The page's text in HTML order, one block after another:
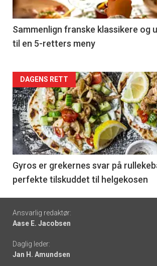
-
5
Sammenlign franske klassikere og
til en 5-retters meny
Forsiden
akkurat
nå
-
6
DAGENS RETT
Gyros er grekernes svar på
perfekte tilskuddet til helgekosen
Footer
-
links
Ansvarlig redaktør:
Aase E. Jacobsen
Daglig leder:
Jan H. Amundsen